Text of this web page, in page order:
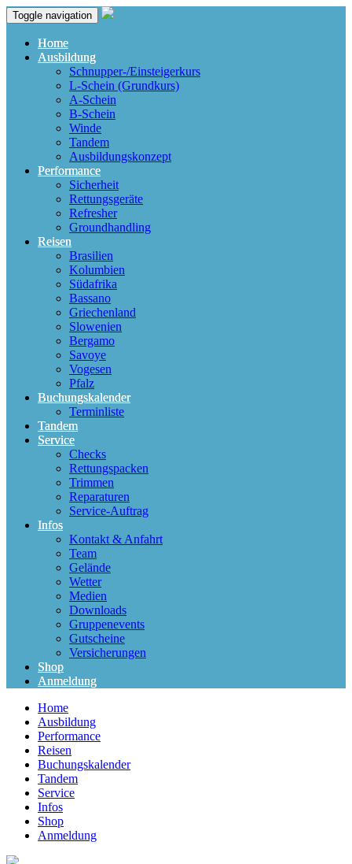
Toggle navigation
Home
Ausbildung
Schnupper-/Einsteigerkurs
L-Schein (Grundkurs)
A-Schein
B-Schein
Winde
Tandem
Ausbildungskonzept
Performance
Sicherheit
Rettungsgeräte
Refresher
Groundhandling
Reisen
Brasilien
Kolumbien
Südafrika
Bassano
Griechenland
Slowenien
Bergamo
Savoye
Vogesen
Pfalz
Buchungskalender
Terminliste
Tandem
Service
Checks
Rettungspacken
Trimmen
Reparaturen
Service-Auftrag
Infos
Kontakt & Anfahrt
Team
Gelände
Wetter
Medien
Downloads
Gruppenevents
Gutscheine
Versicherungen
Shop
Anmeldung
Home
Ausbildung
Performance
Reisen
Buchungskalender
Tandem
Service
Infos
Shop
Anmeldung